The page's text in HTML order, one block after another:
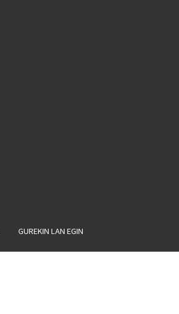
GUREKIN LAN EGIN